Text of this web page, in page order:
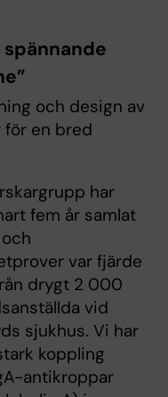
och design av
en bred
har
fem år samlat
var fjärde
drygt 2 000
vid
sjukhus. Vi har
koppling
antikroppar